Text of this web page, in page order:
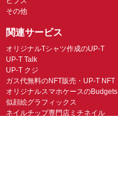
その他
関連サービス
オリジナルTシャツ作成のUP-T
UP-T Talk
UP-T クジ
ガス代無料のNFT販売・UP-T NFT
オリジナルスマホケースのBudgets
似顔絵グラフィックス
ネイルチップ専門店ミチネイル